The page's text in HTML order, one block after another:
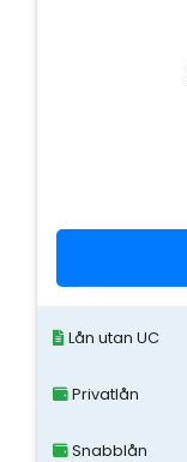
Lån utan UC
Privatlån
Snabblån